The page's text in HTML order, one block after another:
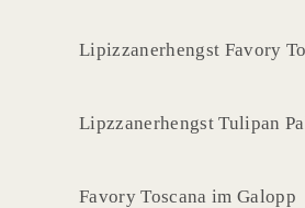
Lipizzanerhengst Favory
Lipzzanerhengst Tulipan
Favory Toscana im Galopp